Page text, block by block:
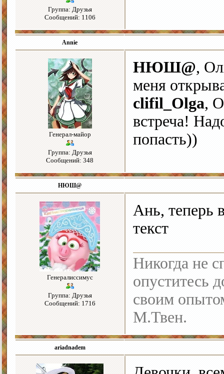
Группа: Друзья
Сообщений: 1106
Annie
Генерал-майор
Группа: Друзья
Сообщений: 348
НЮШ@,
меня
clifil_Olga,
встреча!
попасть))
НЮШ@
Генералиссимус
Группа: Друзья
Сообщений: 1716
Ань, теперь
текст
Никогда не
опуститесь
своим
М.Твен.
ariadnadem